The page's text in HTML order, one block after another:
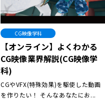
CG映像学科
【オンライン】よくわかる
CG映像業界解説(CG映像学
科)
CGやVFX(特殊効果)を駆使した動画
を作りたい！ そんなあなたにお...